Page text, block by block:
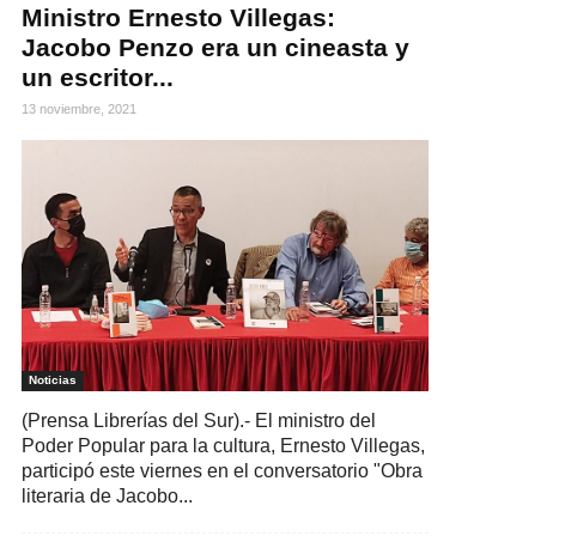
Ministro Ernesto Villegas:
Jacobo Penzo era un cineasta y
un escritor...
13 noviembre, 2021
Noticias
(Prensa Librerías del Sur).- El ministro del
Poder Popular para la cultura, Ernesto Villegas,
participó este viernes en el conversatorio "Obra
literaria de Jacobo...